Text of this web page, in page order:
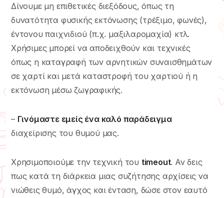
Δίνουμε μη επιθετικές διεξόδους, όπως τη
δυνατότητα φυσικής εκτόνωσης (τρέξιμο, φωνές),
έντονου παιχνιδιού (π.χ. μαξιλαρομαχία) κτλ.
Χρήσιμες μπορεί να αποδειχθούν και τεχνικές
όπως η καταγραφή των αρνητικών συναισθημάτων
σε χαρτί και μετά καταστροφή του χαρτιού ή η
εκτόνωση μέσω ζωγραφικής.
– Γινόμαστε εμείς ένα καλό παράδειγμα
διαχείρισης του θυμού μας.
Χρησιμοποιούμε την τεχνική του timeout. Αν δεις
πως κατά τη διάρκεια μιας συζήτησης αρχίσεις να
νιώθεις θυμό, άγχος και ένταση, δώσε στον εαυτό